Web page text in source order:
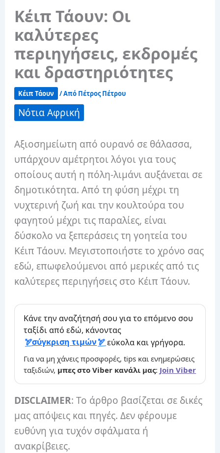
Κέιπ Τάουν: Οι
καλύτερες
περιηγήσεις, εκδρομές
και δραστηριότητες
Κέιπ Τάουν / Από Πέτρος Πέτρου
Νότια Αφρική
Αξιοσημείωτη από ουρανό σε θάλασσα,
υπάρχουν αμέτρητοι λόγοι για τους
οποίους αυτή η πόλη-λιμάνι αυξάνεται σε
δημοτικότητα. Από τη φύση μέχρι τη
νυχτερινή ζωή και την κουλτούρα του
φαγητού μέχρι τις παραλίες, είναι
δύσκολο να ξεπεράσεις τη γοητεία του
Κέιπ Τάουν. Μεγιστοποιήστε το χρόνο σας
εδώ, επωφελούμενοι από μερικές από τις
καλύτερες περιηγήσεις στο Κέιπ Τάουν.
Κάνε την αναζήτησή σου για το επόμενο σου
ταξίδι από εδώ, κάνοντας
σύγκριση τιμών
εύκολα και γρήγορα.
Για να μη χάνεις προσφορές, tips και ενημερώσεις
ταξιδιών, μπες στο Viber κανάλι μας: Join Viber
DISCLAIMER: Το άρθρο βασίζεται σε δικές
μας απόψεις και πηγές. Δεν φέρουμε
ευθύνη για τυχόν σφάλματα ή
ανακρίβειες.